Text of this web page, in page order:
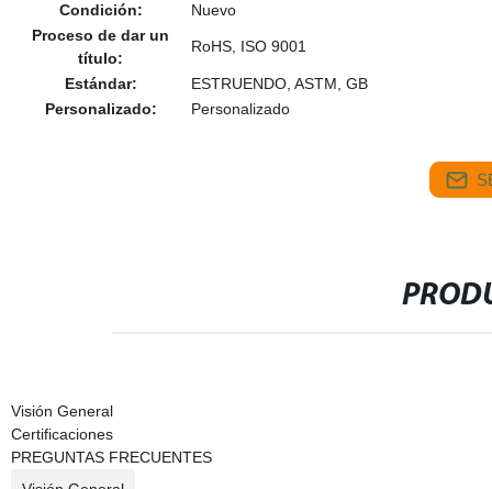
Condición:
Nuevo
Proceso de dar un
título:
RoHS, ISO 9001
Estándar:
ESTRUENDO, ASTM, GB
Personalizado:
Personalizado
Visión General
Certificaciones
PREGUNTAS FRECUENTES